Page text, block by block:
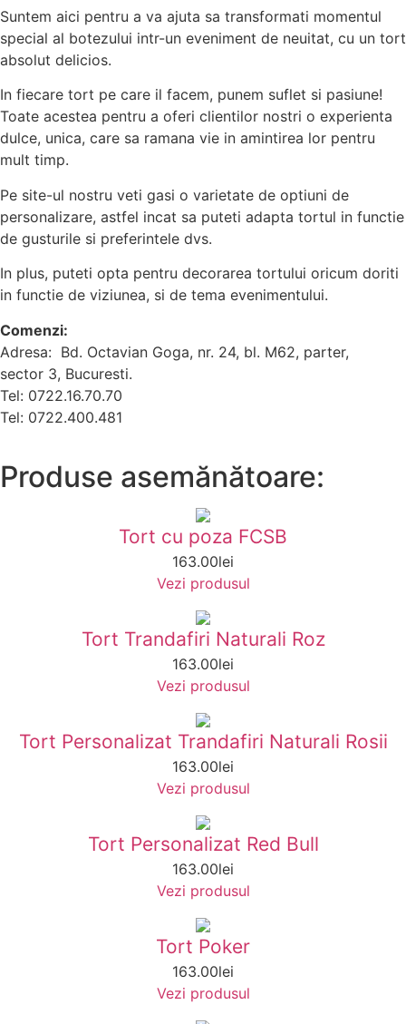
Suntem aici pentru a va ajuta sa transformati momentul
special al botezului intr-un eveniment de neuitat, cu un tort
absolut delicios.
In fiecare tort pe care il facem, punem suflet si pasiune!
Toate acestea pentru a oferi clientilor nostri o experienta
dulce, unica, care sa ramana vie in amintirea lor pentru
mult timp.
Pe site-ul nostru veti gasi o varietate de optiuni de
personalizare, astfel incat sa puteti adapta tortul in functie
de gusturile si preferintele dvs.
In plus, puteti opta pentru decorarea tortului oricum doriti
in functie de viziunea, si de tema evenimentului.
Comenzi:
Adresa: Bd. Octavian Goga, nr. 24, bl. M62, parter,
sector 3, Bucuresti.
Tel: 0722.16.70.70
Tel: 0722.400.481
Produse asemănătoare:
Tort cu poza FCSB
163.00lei
Vezi produsul
Tort Trandafiri Naturali Roz
163.00lei
Vezi produsul
Tort Personalizat Trandafiri Naturali Rosii
163.00lei
Vezi produsul
Tort Personalizat Red Bull
163.00lei
Vezi produsul
Tort Poker
163.00lei
Vezi produsul